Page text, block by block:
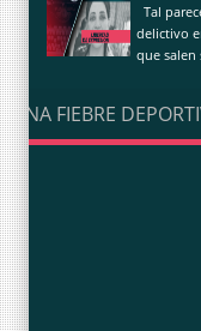
Tal
delictivo
que salen
UNA FIEBRE